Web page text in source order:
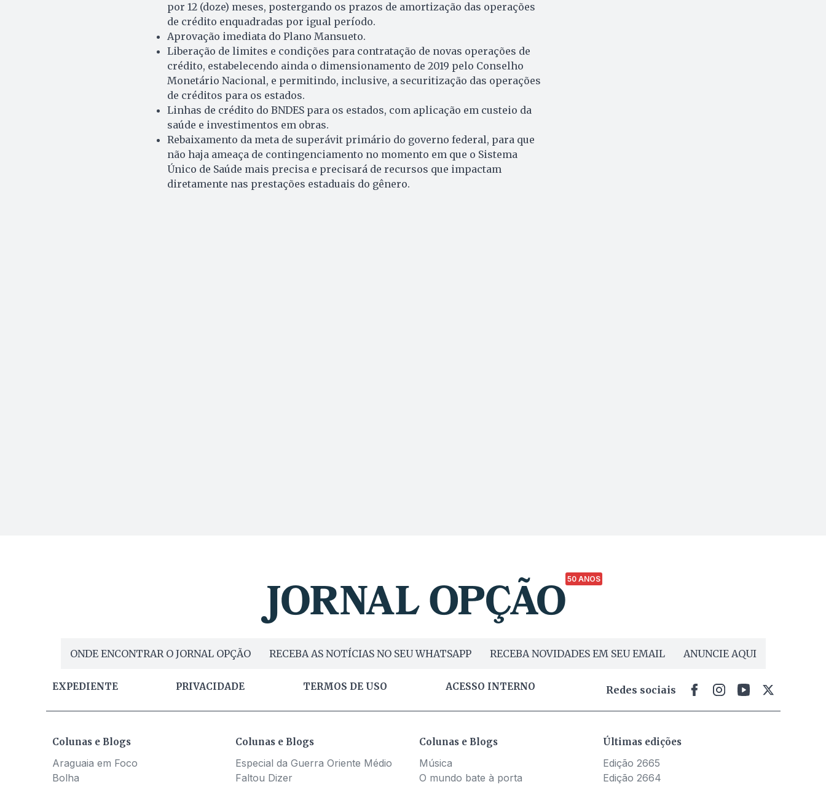
por 12 (doze) meses, postergando os prazos de amortização das operações
de crédito enquadradas por igual período.
Aprovação imediata do Plano Mansueto.
Liberação de limites e condições para contratação de novas operações de
crédito, estabelecendo ainda o dimensionamento de 2019 pelo Conselho
Monetário Nacional, e permitindo, inclusive, a securitização das operações
de créditos para os estados.
Linhas de crédito do BNDES para os estados, com aplicação em custeio da
saúde e investimentos em obras.
Rebaixamento da meta de superávit primário do governo federal, para que
não haja ameaça de contingenciamento no momento em que o Sistema
Único de Saúde mais precisa e precisará de recursos que impactam
diretamente nas prestações estaduais do gênero.
50 ANOS
ONDE ENCONTRAR O JORNAL OPÇÃO RECEBA AS NOTÍCIAS NO SEU WHATSAPP RECEBA NOVIDADES EM SEU EMAIL ANUNCIE AQUI
EXPEDIENTE PRIVACIDADE TERMOS DE USO ACESSO INTERNO Redes sociais
Colunas e Blogs
Araguaia em Foco
Bolha
Colunas e Blogs
Especial da Guerra Oriente Médio
Faltou Dizer
Colunas e Blogs
Música
O mundo bate à porta
Últimas edições
Edição 2665
Edição 2664